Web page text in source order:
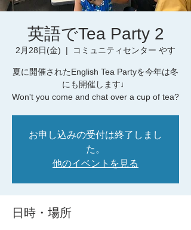
英語でTea Party 2
2月28日(金)
  |
コミュニティセンター やす
夏に開催されたEnglish Tea Partyを今年は冬
にも開催します♩
お申し込みの受付は終了しまし
た。
他のイベントを見る
日時・場所